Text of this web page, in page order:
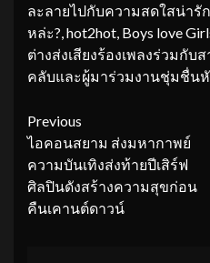
ละลายไปกับความสดใสน่ารั
หล่ะ?, hot2hot, Boys love
ต่างส่งเสียงร้องเพลงร่วมกั
คลับและผู้มาร่วมงานชุ่มชื่นหั
Continue
Reading
Previous
ไอคอนสยาม ส่งมหากาพย์
ความบันเทิงส่งท้ายปีเสิร์ฟ
ศิลปินดังสร้างความสุขก่อน
คืนเคานต์ดาวน์